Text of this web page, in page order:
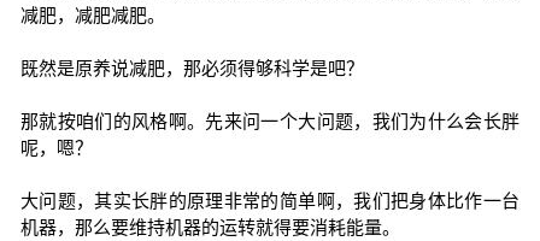
减肥，减肥减肥。
既然是原养说减肥，那必须得够科学是吧？
那就按咱们的风格啊。先来问一个大问题，我们为什么会长胖
呢，嗯？
大问题，其实长胖的原理非常的简单啊，我们把身体比作一台
机器，那么要维持机器的运转就得要消耗能量。